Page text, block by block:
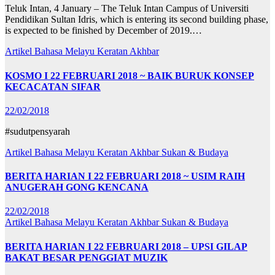
Teluk Intan, 4 January – The Teluk Intan Campus of Universiti
Pendidikan Sultan Idris, which is entering its second building phase,
is expected to be finished by December of 2019.…
Artikel Bahasa Melayu Keratan Akhbar
KOSMO I 22 FEBRUARI 2018 ~ BAIK BURUK KONSEP
KECACATAN SIFAR
22/02/2018
#sudutpensyarah
Artikel Bahasa Melayu Keratan Akhbar Sukan & Budaya
BERITA HARIAN I 22 FEBRUARI 2018 ~ USIM RAIH
ANUGERAH GONG KENCANA
22/02/2018
Artikel Bahasa Melayu Keratan Akhbar Sukan & Budaya
BERITA HARIAN I 22 FEBRUARI 2018 – UPSI GILAP
BAKAT BESAR PENGGIAT MUZIK